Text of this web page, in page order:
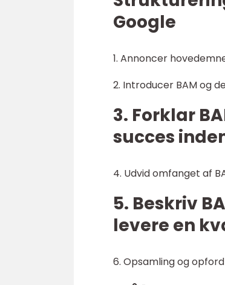
Google
1. Annoncer
2. Introducer BAM og
3. Forklar
succes
4. Udvid omfanget af
5. Beskriv
levere en
6. Opsamling og